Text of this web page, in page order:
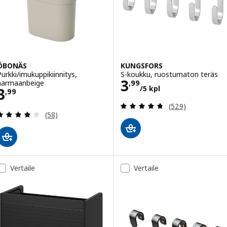
imukuppikiinnitys,
,99 3,99
Arvio: 3.9 / 5 tähteä. Arvostelut yhteensä:
(58)
KUNGSFORS
S-koukku, ruostumaton teräs
3,99
/5 kpl
Hinta 3,99/5
Arvio: 4.7 / 5
(529)
Vertaile Vertaile